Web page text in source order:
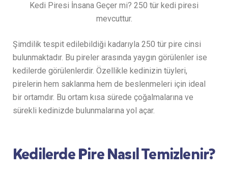
Kedi Piresi İnsana Geçer mi? 250 tür kedi piresi
mevcuttur.
Şimdilik tespit edilebildiği kadarıyla 250 tür pire cinsi
bulunmaktadır. Bu pireler arasında yaygın görülenler ise
kedilerde görülenlerdir. Özellikle kedinizin tüyleri,
pirelerin hem saklanma hem de beslenmeleri için ideal
bir ortamdır. Bu ortam kısa sürede çoğalmalarına ve
sürekli kedinizde bulunmalarına yol açar.
Kedilerde Pire Nasıl Temizlenir?